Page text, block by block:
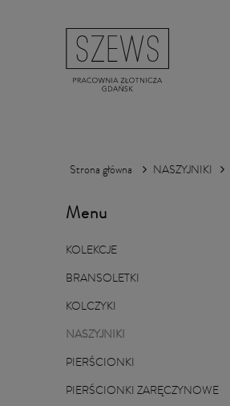
Strona główna NASZYJNIKI
Menu
KOLEKCJE
BRANSOLETKI
KOLCZYKI
NASZYJNIKI
PIERŚCIONKI
PIERŚCIONKI ZARĘCZYNOWE